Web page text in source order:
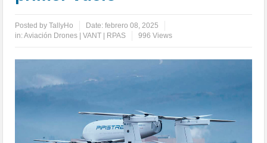
Posted byTallyHo Date:febrero 08, 2025
in:Aviación Drones | VANT | RPAS 996 Views